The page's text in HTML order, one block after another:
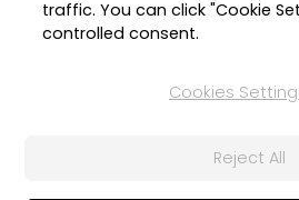
traffic. You can click "Cookie
controlled consent.
Cookies
Reject All